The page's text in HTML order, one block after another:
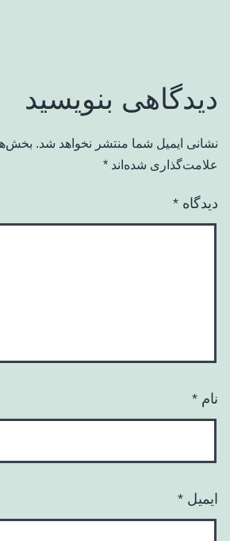
دیدگاهی بنویسید
نشانی ایمیل شما منتشر نخواهد شد.
علامت‌گذاری شده‌اند *
دیدگاه *
نام *
ایمیل *